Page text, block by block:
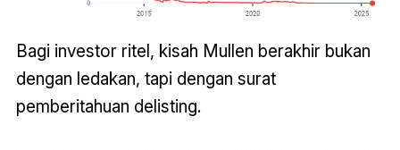
Bagi investor ritel, kisah Mullen berakhir bukan
dengan ledakan, tapi dengan surat
pemberitahuan delisting.